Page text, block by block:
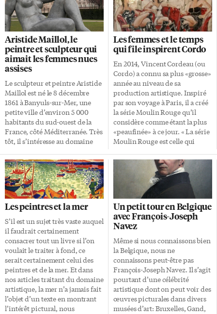
Aristide Maillol, le
peintre et sculpteur qui
aimait les femmes nues
assises
Le sculpteur et peintre Aristide
Maillol est né le 8 décembre
1861 à Banyuls-sur-Mer, une
petite ville d’environ 5 000
habitants du sud-ouest de la
France, côté Méditerranée. Très
tôt, il s’intéresse au domaine
particulier. Ayant bricolé dans
la tapisserie et la céramique, il
s’adonne finalement à la
sculpture vers l’âge de 40 ans.
Ses réalisations sculpturales lui
obtiennent un grand succès.
«Son œuvre, silencieuse,
fondée sur des formes pleines,
élaborée à partir de l’étude du
nu féminin et simplifiée jusqu’à
l’épure, représente une
véritable révolution artistique»,
lit-on dans Wilkipédia. «Sa
création a marqué le tournant
[…]
Les femmes et le temps
qui file inspirent Cordo
En 2014, Vincent Cordeau (ou
Cordo) a connu sa plus «grosse»
année au niveau de sa
production artistique. Inspiré
par son voyage à Paris, il a créé
la série Moulin Rouge qu’il
considère comme étant la plus
«peaufinée» à ce jour. « La série
Moulin Rouge est celle qui
veux communiquer», raconte
Vincent Cordeau en entrevue
avec Le Courrier de Saint-
Hyacinthe, au Québec, où il
habite. Depuis maintenant six
ans, les Maskoutains peuvent
admirer les œuvres de Vincent
Cordeau au restaurant
L’Espiègle. La femme et le
temps qui file sont les
principaux sujets qu’il […]
Les peintres et la mer
S’il est un sujet très vaste auquel
il faudrait certainement
consacrer tout un livre si l’on
voulait le traiter à fond, ce
serait certainement celui des
peintres et de la mer. Et dans
nos articles traitant du domaine
artistique, la mer n’a jamais fait
l’objet d’un texte en montrant
l’intérêt pictural, nous
Un petit tour en Belgique
avec François-Joseph
Navez
Même si nous connaissons bien
la Belgique, nous ne
connaissons peut-être pas
François-Joseph Navez. Il s’agit
pourtant d’une célébrité
artistique dont on peut voir des
œuvres picturales dans divers
musées d’art: Bruxelles, Gand,